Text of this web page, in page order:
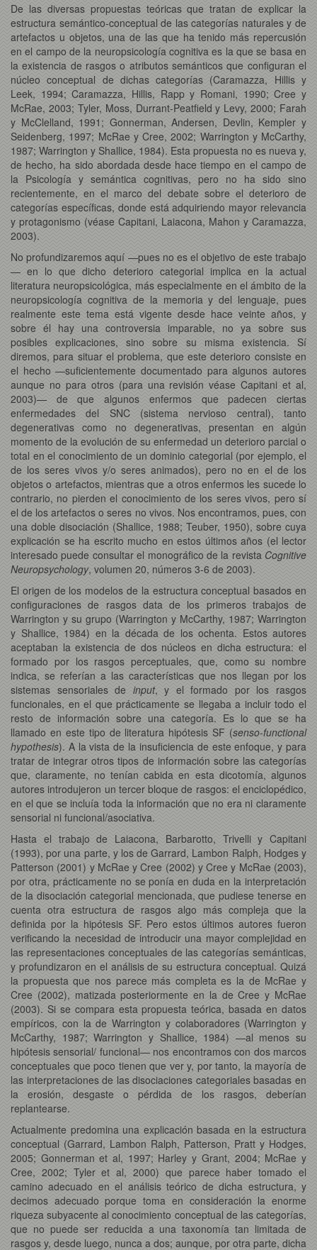
De las diversas propuestas teóricas que tratan de explicar la
estructura semántico-conceptual de las categorías naturales y de
artefactos u objetos, una de las que ha tenido más repercusión
en el campo de la neuropsicología cognitiva es la que se basa en
la existencia de rasgos o atributos semánticos que configuran el
núcleo conceptual de dichas categorías (Caramazza, Hillis y
Leek, 1994; Caramazza, Hillis, Rapp y Romani, 1990; Cree y
McRae, 2003; Tyler, Moss, Durrant-Peatfield y Levy, 2000; Farah
y McClelland, 1991; Gonnerman, Andersen, Devlin, Kempler y
Seidenberg, 1997; McRae y Cree, 2002; Warrington y McCarthy,
1987; Warrington y Shallice, 1984). Esta propuesta no es nueva y,
de hecho, ha sido abordada desde hace tiempo en el campo de
la Psicología y semántica cognitivas, pero no ha sido sino
recientemente, en el marco del debate sobre el deterioro de
categorías específicas, donde está adquiriendo mayor relevancia
y protagonismo (véase Capitani, Laiacona, Mahon y Caramazza,
2003).
No profundizaremos aquí —pues no es el objetivo de este trabajo
— en lo que dicho deterioro categorial implica en la actual
literatura neuropsicológica, más especialmente en el ámbito de la
neuropsicología cognitiva de la memoria y del lenguaje, pues
realmente este tema está vigente desde hace veinte años, y
sobre él hay una controversia imparable, no ya sobre sus
posibles explicaciones, sino sobre su misma existencia. Sí
diremos, para situar el problema, que este deterioro consiste en
el hecho —suficientemente documentado para algunos autores
aunque no para otros (para una revisión véase Capitani et al,
2003)— de que algunos enfermos que padecen ciertas
enfermedades del SNC (sistema nervioso central), tanto
degenerativas como no degenerativas, presentan en algún
momento de la evolución de su enfermedad un deterioro parcial o
total en el conocimiento de un dominio categorial (por ejemplo, el
de los seres vivos y/o seres animados), pero no en el de los
objetos o artefactos, mientras que a otros enfermos les sucede lo
contrario, no pierden el conocimiento de los seres vivos, pero sí
el de los artefactos o seres no vivos. Nos encontramos, pues, con
una doble disociación (Shallice, 1988; Teuber, 1950), sobre cuya
explicación se ha escrito mucho en estos últimos años (el lector
interesado puede consultar el monográfico de la revista Cognitive
Neuropsychology, volumen 20, números 3-6 de 2003).
El origen de los modelos de la estructura conceptual basados en
configuraciones de rasgos data de los primeros trabajos de
Warrington y su grupo (Warrington y McCarthy, 1987; Warrington
y Shallice, 1984) en la década de los ochenta. Estos autores
aceptaban la existencia de dos núcleos en dicha estructura: el
formado por los rasgos perceptuales, que, como su nombre
indica, se referían a las características que nos llegan por los
sistemas sensoriales de input, y el formado por los rasgos
funcionales, en el que prácticamente se llegaba a incluir todo el
resto de información sobre una categoría. Es lo que se ha
llamado en este tipo de literatura hipótesis SF (senso-functional
hypothesis). A la vista de la insuficiencia de este enfoque, y para
tratar de integrar otros tipos de información sobre las categorías
que, claramente, no tenían cabida en esta dicotomía, algunos
autores introdujeron un tercer bloque de rasgos: el enciclopédico,
en el que se incluía toda la información que no era ni claramente
sensorial ni funcional/asociativa.
Hasta el trabajo de Laiacona, Barbarotto, Trivelli y Capitani
(1993), por una parte, y los de Garrard, Lambon Ralph, Hodges y
Patterson (2001) y McRae y Cree (2002) y Cree y McRae (2003),
por otra, prácticamente no se ponía en duda en la interpretación
de la disociación categorial mencionada, que pudiese tenerse en
cuenta otra estructura de rasgos algo más compleja que la
definida por la hipótesis SF. Pero estos últimos autores fueron
verificando la necesidad de introducir una mayor complejidad en
las representaciones conceptuales de las categorías semánticas,
y profundizaron en el análisis de su estructura conceptual. Quizá
la propuesta que nos parece más completa es la de McRae y
Cree (2002), matizada posteriormente en la de Cree y McRae
(2003). Si se compara esta propuesta teórica, basada en datos
empíricos, con la de Warrington y colaboradores (Warrington y
McCarthy, 1987; Warrington y Shallice, 1984) —al menos su
hipótesis sensorial/ funcional— nos encontramos con dos marcos
conceptuales que poco tienen que ver y, por tanto, la mayoría de
las interpretaciones de las disociaciones categoriales basadas en
la erosión, desgaste o pérdida de los rasgos, deberían
replantearse.
Actualmente predomina una explicación basada en la estructura
conceptual (Garrard, Lambon Ralph, Patterson, Pratt y Hodges,
2005; Gonnerman et al, 1997; Harley y Grant, 2004; McRae y
Cree, 2002; Tyler et al, 2000) que parece haber tomado el
camino adecuado en el análisis teórico de dicha estructura, y
decimos adecuado porque toma en consideración la enorme
riqueza subyacente al conocimiento conceptual de las categorías,
que no puede ser reducida a una taxonomía tan limitada de
rasgos y, desde luego, nunca a dos; aunque, por otra parte, dicha